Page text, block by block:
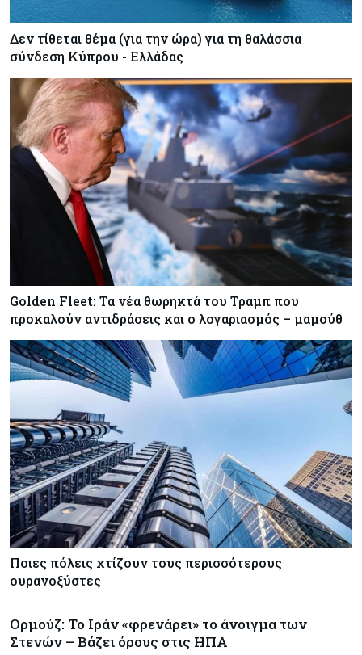
Δεν τίθεται θέμα (για την ώρα) για τη θαλάσσια
σύνδεση Κύπρου - Ελλάδας
Golden Fleet: Τα νέα θωρηκτά του Τραμπ που
προκαλούν αντιδράσεις και ο λογαριασμός – μαμούθ
Ποιες πόλεις χτίζουν τους περισσότερους
ουρανοξύστες
Ορμούζ: Το Ιράν «φρενάρει» το άνοιγμα των
Στενών – Βάζει όρους στις ΗΠΑ